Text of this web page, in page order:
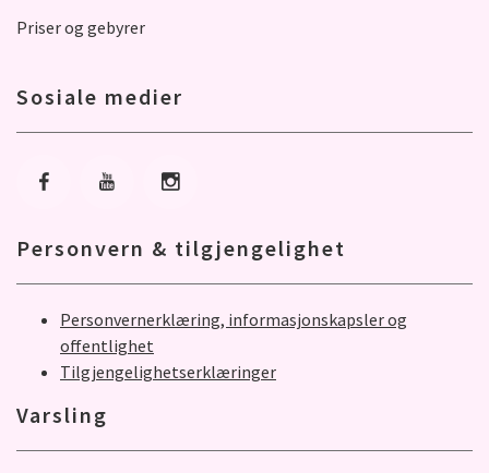
Priser og gebyrer
Sosiale medier
Gå til Facebook
Gå til YoutubeGå til Instagram
Personvern & tilgjengelighet
Personvernerklæring, informasjonskapsler og
offentlighet
Tilgjengelighetserklæringer
Varsling